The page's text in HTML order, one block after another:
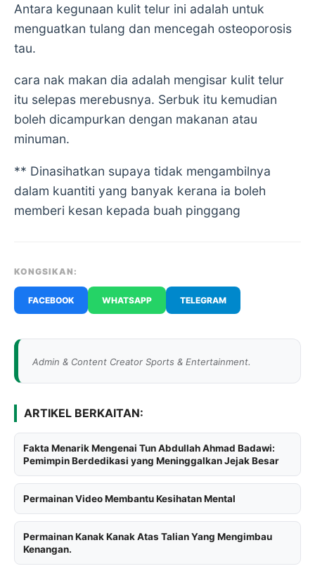
Antara kegunaan kulit telur ini adalah untuk
menguatkan tulang dan mencegah osteoporosis
tau.
cara nak makan dia adalah mengisar kulit telur
itu selepas merebusnya. Serbuk itu kemudian
boleh dicampurkan dengan makanan atau
minuman.
** Dinasihatkan supaya tidak mengambilnya
dalam kuantiti yang banyak kerana ia boleh
memberi kesan kepada buah pinggang
KONGSIKAN:
FACEBOOK WHATSAPP TELEGRAM
Admin & Content Creator Sports & Entertainment.
ARTIKEL BERKAITAN:
Fakta Menarik Mengenai Tun Abdullah Ahmad Badawi:
Pemimpin Berdedikasi yang Meninggalkan Jejak Besar
Permainan Video Membantu Kesihatan Mental
Permainan Kanak Kanak Atas Talian Yang Mengimbau
Kenangan.